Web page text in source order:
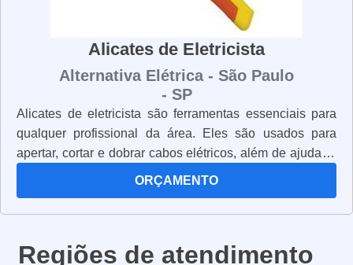
Alicates de Eletricista
Alternativa Elétrica - São Paulo
- SP
Alicates de eletricista são ferramentas essenciais para
qualquer profissional da área. Eles são usados para
apertar, cortar e dobrar cabos elétricos, além de ajudar a
conectar e desconectar componentes elétricos. Os
resistentes e duráveis, para garantir que eles possam
para serem ergonômicos, para que o profissional possa
ORÇAMENTO
Regiões de atendimento